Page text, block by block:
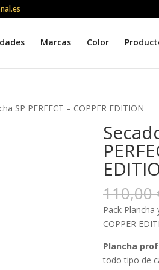
Marcas Color
SP PERFECT – COPPER EDITION
110,00
Pack Plancha
COPPER
Plancha
todo tipo de